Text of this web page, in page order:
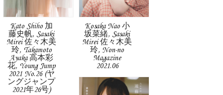
Kato Shiho 加
藤史帆, Sasaki
Mirei 佐々木美
玲, Takamoto
Ayaka 高本彩
花, Young Jump
2021 No.26 (ヤ
ングジャンプ
2021年26号)
Kosaka Nao 小
坂菜緒, Sasaki
Mirei 佐々木美
玲, Non-no
Magazine
2021.06